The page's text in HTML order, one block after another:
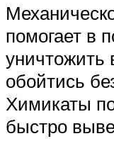
помогает в
уничтожить
обойтись
Химикаты
быстро